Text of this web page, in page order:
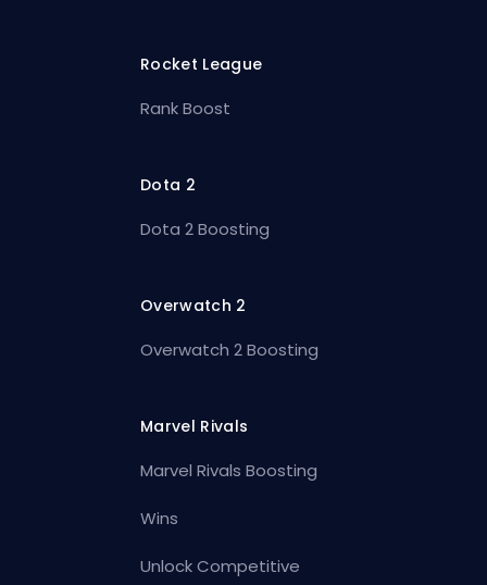
Rocket League
Rank Boost
Dota 2
Dota 2 Boosting
Overwatch 2
Overwatch 2 Boosting
Marvel Rivals
Marvel Rivals Boosting
Wins
Unlock Competitive